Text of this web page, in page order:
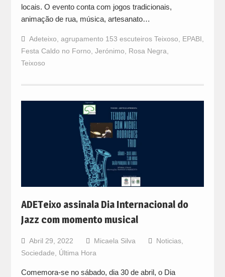
locais. O evento conta com jogos tradicionais,
animação de rua, música, artesanato…
Adeteixo, agrupamento 153 escuteiros Teixoso, EPABI,
Festa Caldo no Forno, Jerónimo, Rosa Negra,
Teixoso
ADETeixo assinala Dia Internacional do
Jazz com momento musical
Abril 29, 2022 Micaela Silva Noticias,
Sociedade
Última Hora
Comemora-se no sábado, dia 30 de abril, o Dia